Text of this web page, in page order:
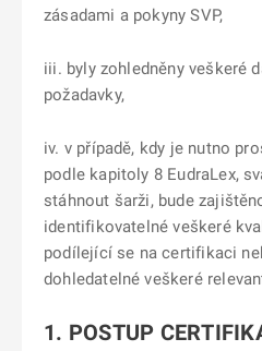
zásadami a pokyny SVP,
iii. byly zohledněny veškeré
požadavky,
iv. v případě, kdy je nutno
podle kapitoly 8 EudraLex,
stáhnout šarži, bude
identifikovatelné veškeré
podílející se na certifikaci
dohledatelné veškeré
1. POSTUP